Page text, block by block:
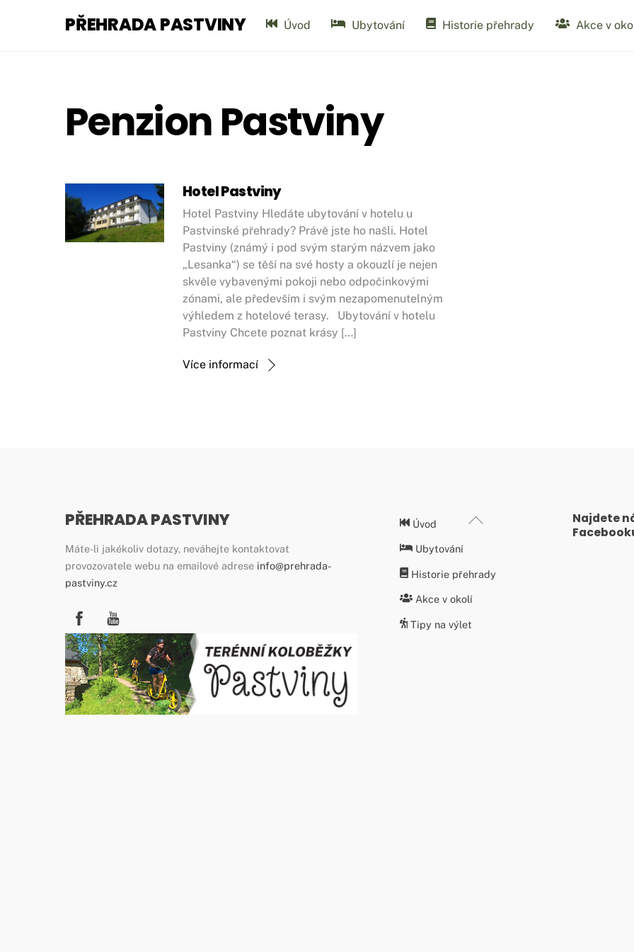
PŘEHRADA PASTVINY Úvod Ubytování Historie přehrady Akce v
Penzion Pastviny
Hotel Pastviny
Hotel Pastviny Hledáte ubytování v hotelu u
Pastvinské přehrady? Právě jste ho našli. Hotel
Pastviny (známý i pod svým starým názvem jako
„Lesanka“) se těší na své hosty a okouzlí je nejen
skvěle vybavenými pokoji nebo odpočinkovými
zónami, ale především i svým nezapomenutelným
výhledem z hotelové terasy. Ubytování v hotelu
Pastviny Chcete poznat krásy […]
Více informací
Back
PŘEHRADA PASTVINY
Máte-li jakékoliv dotazy, neváhejte kontaktovat
provozovatele webu na emailové adrese info@prehrada-
pastviny.cz
Úvod
Ubytování
Historie přehrady
Akce v okolí
Tipy na výlet
Najdete